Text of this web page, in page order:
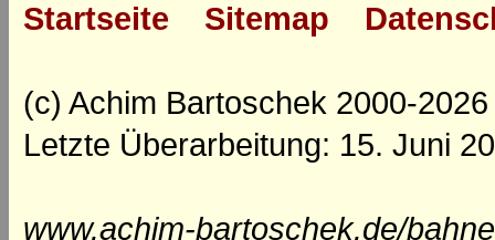
Startseite Sitemap
(c) Achim Bartoschek 2000-2026
Letzte Überarbeitung: 15. Juni
www.achim-bartoschek.de/